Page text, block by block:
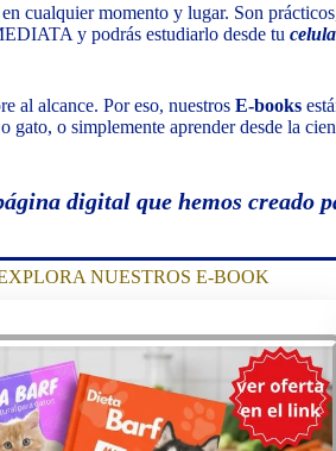
cualquier momento y lugar. Son
y podrás estudiarlo desde tu
al alcance. Por eso, nuestros E-books
o simplemente aprender desde la
digital que hemos
NUESTROS E-BOOK